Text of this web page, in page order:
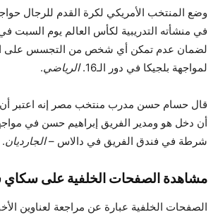
وضع المنتخب الأمريكي لكرة القدم للرجال
في منشأته التدريبية لكأس العالم يوم السبت
لضمان عدم تمكن أي شخص من التجسس على
لمواجهة بلجيكا في دور الـ16.
الرياضي.
قال حسام حسن مدرب منتخب مصر إنه اعتبر أن
أن دخل هو ومدير الفريق إبراهيم حسن في
شرطة في فندق الفريق في دالاس –الجارديان.
مشاهدة الصفحات الخلفية على سكاي
الصفحات الخلفية عبارة عن مراجعة لعناوين